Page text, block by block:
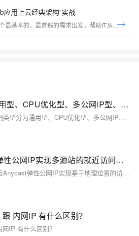
应用上云经典架构”实战
最基本的、最普遍的需求出发，帮助IT从业者
阿里云轻量服务器通用型、CPU优化型、多公网IP型、国际型、容量型不同实例区别与选择参考
阿里云轻量应用服务器实例类型分为通用型、CPU优化型、多公网IP型、国际型、容量型，不同规格族的适用场景和特点不同，收费标准也不一样。本文为大家介绍轻量应用服务器通用型、多公网IP型、容量型有何区别？以及选择参考。
阿里云基于Anycast弹性公网IP实现多源站的就近访问加速
本文介绍了如何使用阿里云Anycast弹性公网IP实现基于地理位置的访问策略，通过在不同地区部署ECS服务器并绑定Anycast实例，实现就近加速访问。具体步骤包括创建ECS、创建Anycast实例、绑定资源和测试效果。
内网IP 有什么区别？
IP 有什么区别？